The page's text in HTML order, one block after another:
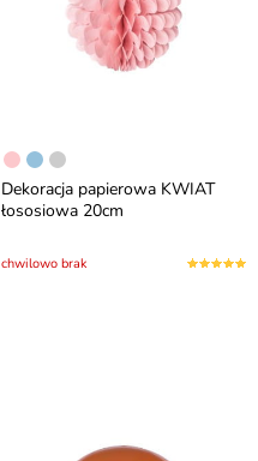
Dekoracja papierowa KWIAT
łososiowa 20cm
chwilowo brak